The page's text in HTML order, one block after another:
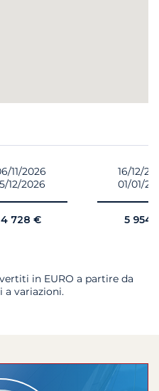
11/2026
12/2026
4 728 €
16/12/
01/01/
5 954
in EURO a partire da
a variazioni.